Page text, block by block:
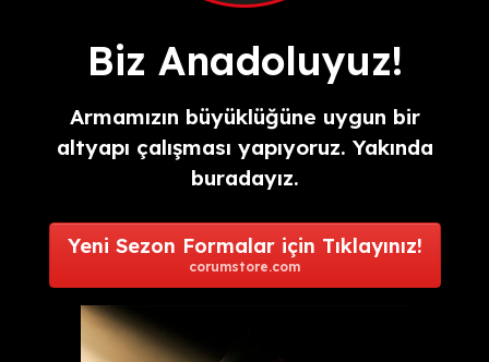
Biz Anadoluyuz!
Armamızın büyüklüğüne uygun bir
altyapı çalışması yapıyoruz. Yakında
buradayız.
Yeni Sezon Formalar için Tıklayınız!
corumstore.com